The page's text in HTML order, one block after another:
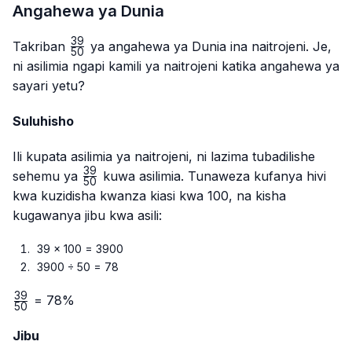
Angahewa ya Dunia
Takriban \frac{39}
{50}
50
39 ya angahewa ya Dunia ina naitrojeni. Je,
ni asilimia ngapi kamili ya naitrojeni katika angahewa ya
sayari yetu?
Suluhisho
Ili kupata asilimia ya naitrojeni, ni lazima tubadilishe
sehemu ya \frac{39}
{50}
50
39
kuwa asilimia. Tunaweza kufanya hivi
kwa kuzidisha kwanza kiasi kwa 100, na kisha
kugawanya jibu kwa asili:
39 × 100 = 3900
3900 ÷ 50 = 78
\frac{39}
50
39 = 78%
Jibu